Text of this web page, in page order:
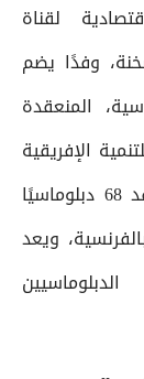
لقناة
وفدًا يضم
المنعقدة
الإفريقية
بمدينة برج العرب بالإسكندرية، ويضم الوفد 68 دبلوماسيًا
بالفرنسية، ويعد